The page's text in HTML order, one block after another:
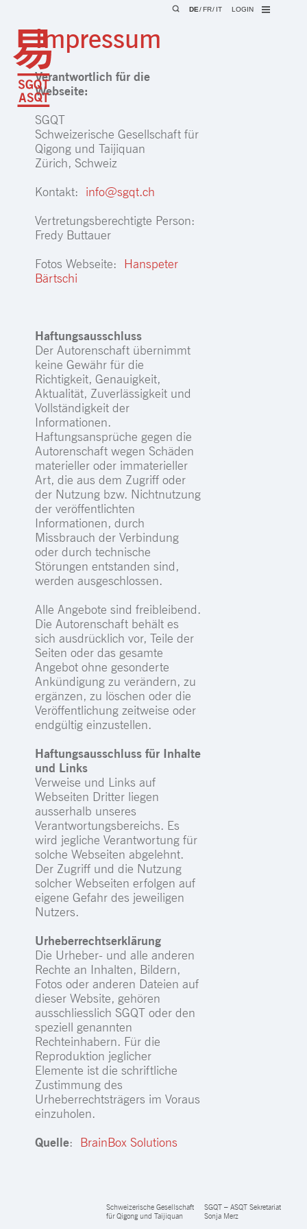
DE FR IT LOGIN
Impressum
Verantwortlich für die
Webseite:
SGQT
Schweizerische Gesellschaft für
Qigong und Taijiquan
Zürich, Schweiz
Kontakt: info@sgqt.ch
Vertretungsberechtigte Person:
Fredy Buttauer
Fotos Webseite: Hanspeter
Bärtschi
Haftungsausschluss
Der Autorenschaft übernimmt
keine Gewähr für die
Richtigkeit, Genauigkeit,
Aktualität, Zuverlässigkeit und
Vollständigkeit der
Informationen.
Haftungsansprüche gegen die
Autorenschaft wegen Schäden
materieller oder immaterieller
Art, die aus dem Zugriff oder
der Nutzung bzw. Nichtnutzung
der veröffentlichten
Informationen, durch
Missbrauch der Verbindung
oder durch technische
Störungen entstanden sind,
werden ausgeschlossen.
Alle Angebote sind freibleibend.
Die Autorenschaft behält es
sich ausdrücklich vor, Teile der
Seiten oder das gesamte
Angebot ohne gesonderte
Ankündigung zu verändern, zu
ergänzen, zu löschen oder die
Veröffentlichung zeitweise oder
endgültig einzustellen.
Haftungsausschluss für Inhalte
und Links
Verweise und Links auf
Webseiten Dritter liegen
ausserhalb unseres
Verantwortungsbereichs. Es
wird jegliche Verantwortung für
solche Webseiten abgelehnt.
Der Zugriff und die Nutzung
solcher Webseiten erfolgen auf
eigene Gefahr des jeweiligen
Nutzers.
Urheberrechtserklärung
Die Urheber- und alle anderen
Rechte an Inhalten, Bildern,
Fotos oder anderen Dateien auf
dieser Website, gehören
ausschliesslich SGQT oder den
speziell genannten
Rechteinhabern. Für die
Reproduktion jeglicher
Elemente ist die schriftliche
Zustimmung des
Urheberrechtsträgers im Voraus
einzuholen.
Quelle: BrainBox Solutions
Schweizerische Gesellschaft
für Qigong und Taijiquan
SGQT – ASQT Sekretariat
Sonja Merz